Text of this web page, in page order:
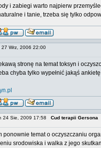
i zabiegi warto najpierw
i tanie, trzeba się tylko
27 Wrz, 2006 22:00
stronę na temat toksyn i
chyba tylko wypełnić jakąś
24 Sie, 2009 17:58 Cud terapii Gersona
ponownie temat o oczyszczaniu
srodowiska i walka z jego